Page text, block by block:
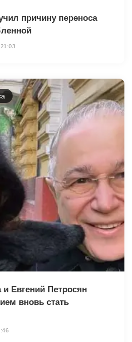
причину переноса
и Евгений Петросян
вновь стать